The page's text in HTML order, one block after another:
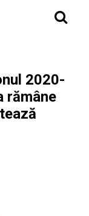
2020-
rămâne